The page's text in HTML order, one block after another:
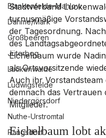
Blankenfelde-Mahlow
Dahme/Mark
Großbeeren
Jüterbog
Luckenwalde
Ludwigsfelde
Niedergörsdorf
Nuthe-Urstromtal
Rangsdorf
Stadtverband
turnusmäßige
der Tagesordnung.
des
Eichelbaum wurde
als Ortsvorsitzende
Auch ihr Vorstandsteam
demnach das Vertrauen
Mitglieder.
Eichelbaum lobt